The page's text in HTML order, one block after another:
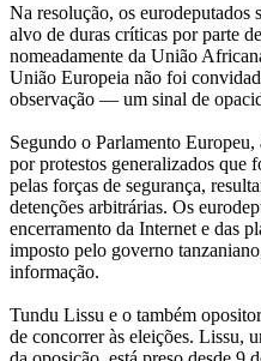
Na resolução, os eurodeputados
alvo de duras críticas por parte
nomeadamente da União
União Europeia não foi
observação — um sinal de
Segundo o Parlamento
por protestos generalizados que
pelas forças de segurança,
detenções arbitrárias. Os
encerramento da Internet e das
imposto pelo governo
informação.
Tundu Lissu e o também
de concorrer às eleições. Lissu,